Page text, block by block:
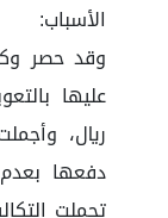
الأسباب:
وقد حصر
ريال،
دفعها
تحملت